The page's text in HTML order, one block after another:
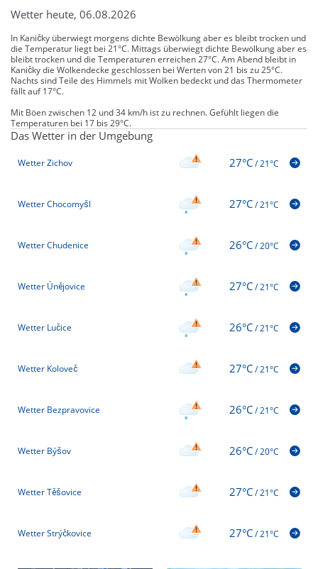
Wetter heute, 06.08.2026
In Kaničky überwiegt morgens dichte Bewölkung aber es bleibt trocken und
die Temperatur liegt bei 21°C. Mittags überwiegt dichte Bewölkung aber es
bleibt trocken und die Temperaturen erreichen 27°C. Am Abend bleibt in
Kaničky die Wolkendecke geschlossen bei Werten von 21 bis zu 25°C.
Nachts sind Teile des Himmels mit Wolken bedeckt und das Thermometer
fällt auf 17°C.
Mit Böen zwischen 12 und 34 km/h ist zu rechnen. Gefühlt liegen die
Temperaturen bei 17 bis 29°C.
Das Wetter in der Umgebung
Wetter Zichov 27°C/21°C
Wetter Chocomyšl 27°C/21°C
Wetter Chudenice 26°C/20°C
Wetter Únějovice 27°C/21°C
Wetter Lučice 26°C/21°C
Wetter Koloveč 27°C/21°C
Wetter Bezpravovice 26°C/21°C
Wetter Býšov 26°C/20°C
Wetter Těšovice 27°C/21°C
Wetter Strýčkovice 27°C/21°C